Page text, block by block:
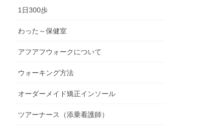
1日300歩
わった～保健室
アフアフウォークについて
ウォーキング方法
オーダーメイド矯正インソール
ツアーナース（添乗看護師）